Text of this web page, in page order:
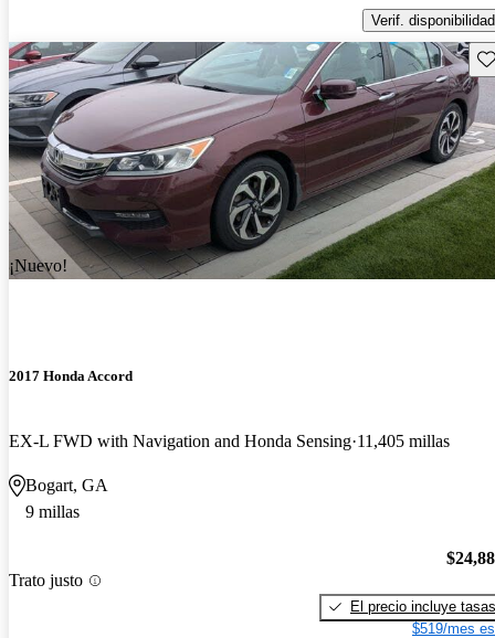
Verif. disponibilidad
¡Nuevo!
2017 Honda Accord
EX-L FWD with Navigation and Honda Sensing 11,405 millas
Bogart, GA
9 millas
Trato justo
El precio incluye tasas
$519/mes